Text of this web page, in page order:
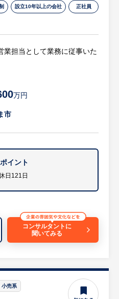
ラを支えており、創業90年を
であり安定性があります。
設立10年以上の会社 正社員
業担当として業務に従事いた
やプラント工場、イベント会
重機や電気使用のサポートを
ンを提供することを目指して
がほしい」「すぐに燃料の手
いったご相談への迅速な対応
し、「燃料+建築資材」「燃
総合的な提案の実施
万円
市
イント
日121日
コンサルタントに
聞いてみる
小売系